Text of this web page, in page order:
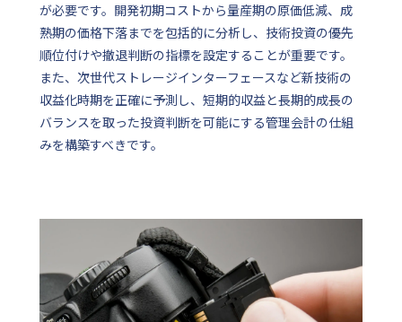
が必要です。開発初期コストから量産期の原価低減、成
熟期の価格下落までを包括的に分析し、技術投資の優先
順位付けや撤退判断の指標を設定することが重要です。
また、次世代ストレージインターフェースなど新技術の
収益化時期を正確に予測し、短期的収益と長期的成長の
バランスを取った投資判断を可能にする管理会計の仕組
みを構築すべきです。